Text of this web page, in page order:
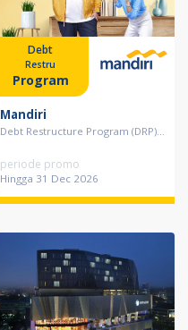
Debt
Restru
Program
Mandiri
Debt Restructure Program (DRP)...
periode promo
Hingga 31 Dec 2026